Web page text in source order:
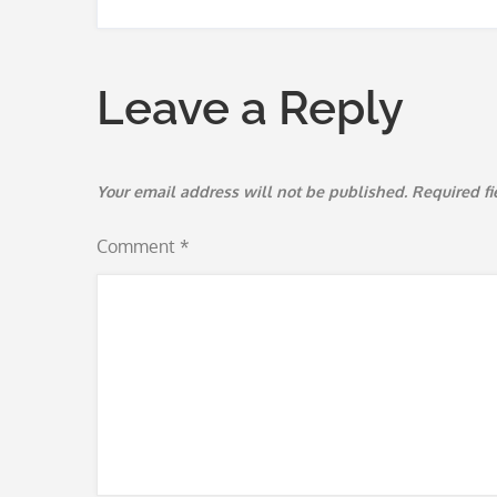
Leave a Reply
Your email address will not be published. Required
Comment *